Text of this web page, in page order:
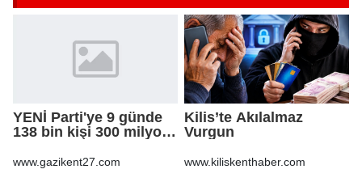
YENİ Parti'ye 9 günde
138 bin kişi 300 milyon
www.gazikent27.com
Kilis’te Akılalmaz
Vurgun
www.kiliskenthaber.com